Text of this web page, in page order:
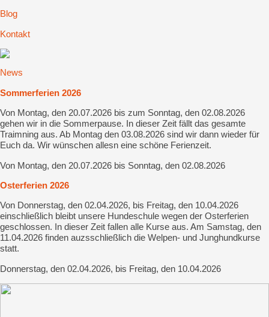
Blog
Kontakt
News
Sommerferien 2026
Von Montag, den 20.07.2026 bis zum Sonntag, den 02.08.2026
gehen wir in die Sommerpause. In dieser Zeit fällt das gesamte
Traimning aus. Ab Montag den 03.08.2026 sind wir dann wieder für
Euch da. Wir wünschen allesn eine schöne Ferienzeit.
Von Montag, den 20.07.2026 bis Sonntag, den 02.08.2026
Osterferien 2026
Von Donnerstag, den 02.04.2026, bis Freitag, den 10.04.2026
einschließlich bleibt unsere Hundeschule wegen der Osterferien
geschlossen. In dieser Zeit fallen alle Kurse aus. Am Samstag, den
11.04.2026 finden auzsschließlich die Welpen- und Junghundkurse
statt.
Donnerstag, den 02.04.2026, bis Freitag, den 10.04.2026